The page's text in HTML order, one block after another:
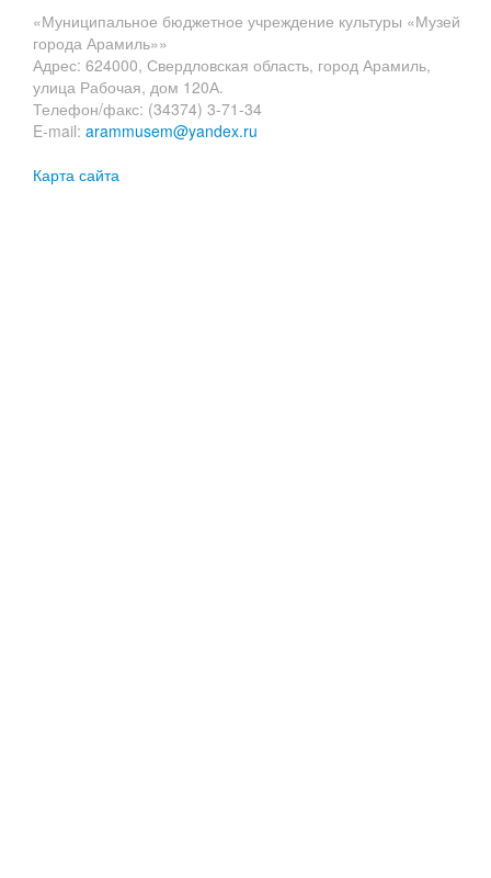
«Муниципальное бюджетное учреждение культуры «Музей
города Арамиль»»
Адрес: 624000, Свердловская область, город Арамиль,
улица Рабочая, дом 120А.
Телефон/факс: (34374) 3-71-34
E-mail: arammusem@yandex.ru
Карта сайта